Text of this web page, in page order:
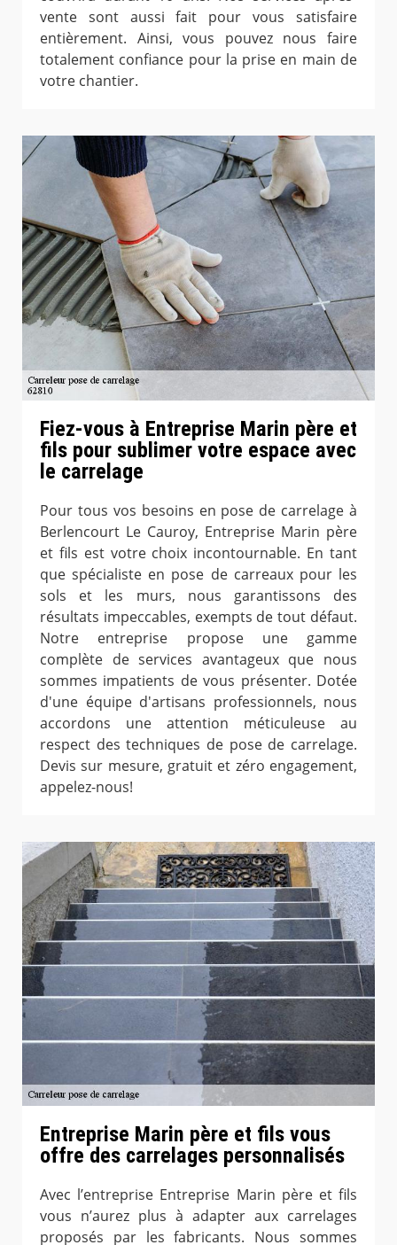
vente sont aussi fait pour vous satisfaire
entièrement. Ainsi, vous pouvez nous faire
totalement confiance pour la prise en main de
votre chantier.
Fiez-vous à Entreprise Marin père et
fils pour sublimer votre espace avec
le carrelage
Pour tous vos besoins en pose de carrelage à
Berlencourt Le Cauroy, Entreprise Marin père
et fils est votre choix incontournable. En tant
que spécialiste en pose de carreaux pour les
sols et les murs, nous garantissons des
résultats impeccables, exempts de tout défaut.
Notre entreprise propose une gamme
complète de services avantageux que nous
sommes impatients de vous présenter. Dotée
d'une équipe d'artisans professionnels, nous
accordons une attention méticuleuse au
respect des techniques de pose de carrelage.
Devis sur mesure, gratuit et zéro engagement,
appelez-nous!
Entreprise Marin père et fils vous
offre des carrelages personnalisés
Avec l’entreprise Entreprise Marin père et fils
vous n’aurez plus à adapter aux carrelages
proposés par les fabricants. Nous sommes